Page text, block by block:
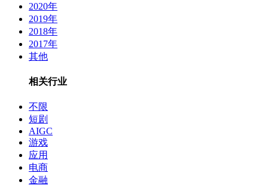
2020年
2019年
2018年
2017年
其他
相关行业
不限
短剧
AIGC
游戏
应用
电商
金融